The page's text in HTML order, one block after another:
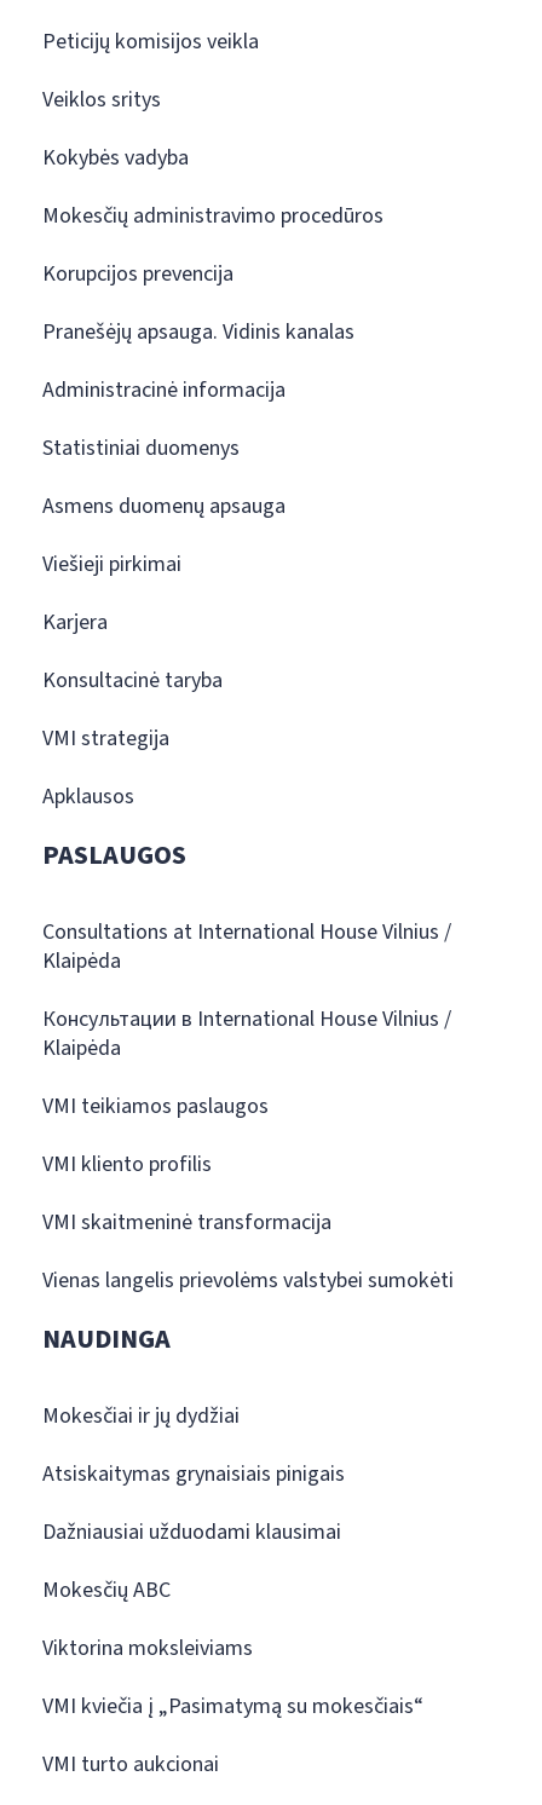
Peticijų komisijos veikla
Veiklos sritys
Kokybės vadyba
Mokesčių administravimo procedūros
Korupcijos prevencija
Pranešėjų apsauga. Vidinis kanalas
Administracinė informacija
Statistiniai duomenys
Asmens duomenų apsauga
Viešieji pirkimai
Karjera
Konsultacinė taryba
VMI strategija
Apklausos
PASLAUGOS
Consultations at International House Vilnius /
Klaipėda
Консультации в International House Vilnius /
Klaipėda
VMI teikiamos paslaugos
VMI kliento profilis
VMI skaitmeninė transformacija
Vienas langelis prievolėms valstybei sumokėti
NAUDINGA
Mokesčiai ir jų dydžiai
Atsiskaitymas grynaisiais pinigais
Dažniausiai užduodami klausimai
Mokesčių ABC
Viktorina moksleiviams
VMI kviečia į „Pasimatymą su mokesčiais“
VMI turto aukcionai